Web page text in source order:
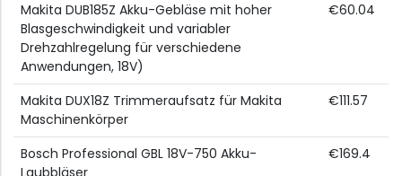
Makita DUB185Z Akku-Gebläse mit hoher
Blasgeschwindigkeit und variabler
Drehzahlregelung für verschiedene
Anwendungen, 18V)
€60.04
Makita DUX18Z Trimmeraufsatz für Makita
Maschinenkörper
€111.57
Bosch Professional GBL 18V-750 Akku-
€169.4